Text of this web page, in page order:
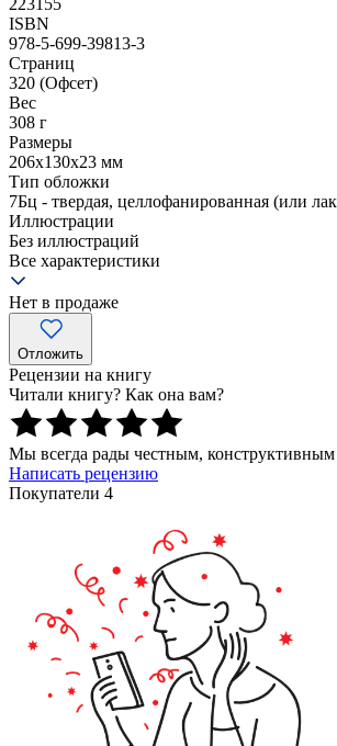
223155
ISBN
978-5-699-39813-3
Страниц
320 (Офсет)
Вес
308 г
Размеры
206x130x23 мм
Тип обложки
7Бц - твердая, целлофанированная (или
Иллюстрации
Без иллюстраций
Все характеристики
Нет в продаже
Отложить
Рецензии на книгу
Читали книгу? Как она вам?
Мы всегда рады честным, конструктивным
Написать рецензию
Покупатели 4